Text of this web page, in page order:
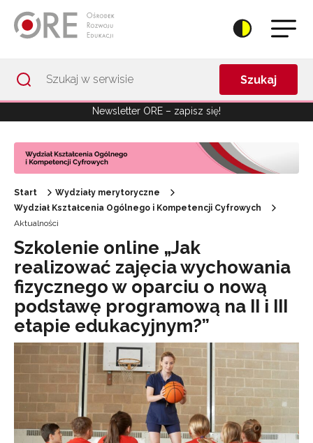
Szukaj
Newsletter ORE – zapisz się!
Start
Wydziały merytoryczne
Wydział Kształcenia Ogólnego i Kompetencji Cyfrowych
Aktualności
Szkolenie online „Jak
realizować zajęcia wychowania
fizycznego w oparciu o nową
podstawę programową na II i III
etapie edukacyjnym?”